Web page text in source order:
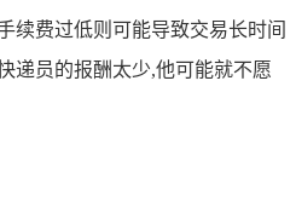
续费过低则可能导致交易长时间
递员的报酬太少,他可能就不愿